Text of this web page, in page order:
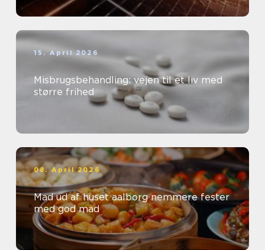
15. April 2026
Misbrugsbehandling: vejen til et liv med
større frihed
08. April 2026
Mad ud af huset aalborg nemmere fester
med god mad